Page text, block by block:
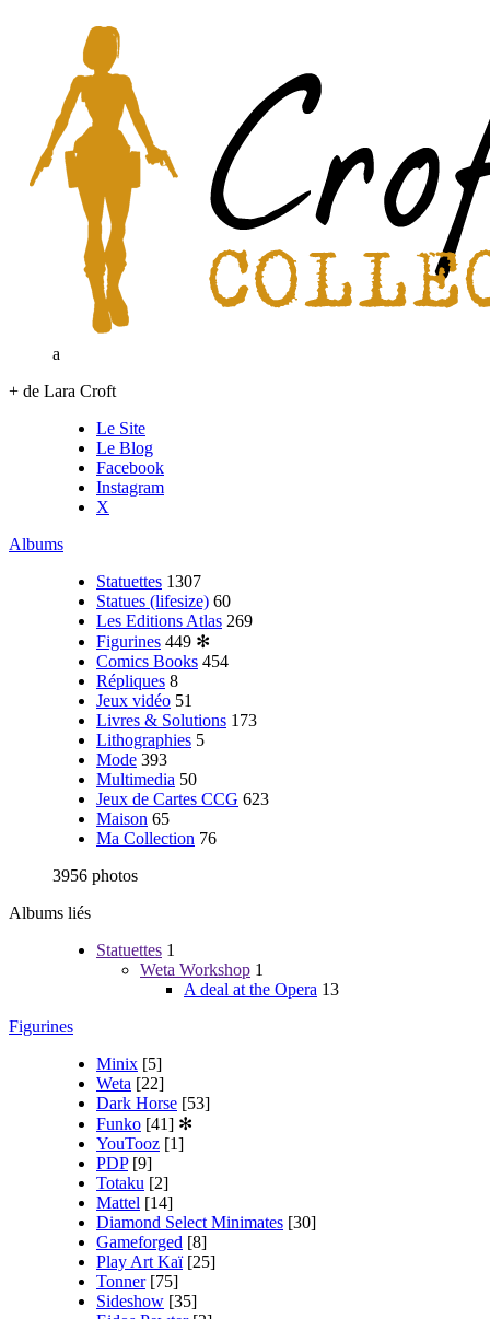
a
+ de Lara Croft
Le Site
Le Blog
Facebook
Instagram
X
Albums
Statuettes 1307
Statues (lifesize) 60
Les Editions Atlas 269
Figurines 449 ✻
Comics Books 454
Répliques 8
Jeux vidéo 51
Livres & Solutions 173
Lithographies 5
Mode 393
Multimedia 50
Jeux de Cartes CCG 623
Maison 65
Ma Collection 76
3956 photos
Albums liés
Statuettes 1
Weta Workshop 1
A deal at the Opera 13
Figurines
Minix [5]
Weta [22]
Dark Horse [53]
Funko [41] ✻
YouTooz [1]
PDP [9]
Totaku [2]
Mattel [14]
Diamond Select Minimates [30]
Gameforged [8]
Play Art Kaï [25]
Tonner [75]
Sideshow [35]